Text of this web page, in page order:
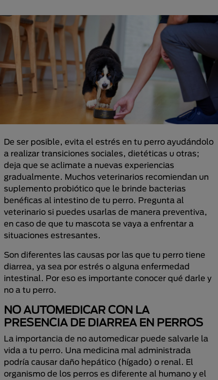
De ser posible, evita el estrés en tu perro ayudándolo
a realizar transiciones sociales, dietéticas u otras;
deja que se aclimate a nuevas experiencias
gradualmente. Muchos veterinarios recomiendan un
suplemento probiótico que le brinde bacterias
benéficas al intestino de tu perro. Pregunta al
veterinario si puedes usarlas de manera preventiva,
en caso de que tu mascota se vaya a enfrentar a
situaciones estresantes.
Son diferentes las causas por las que tu perro tiene
diarrea, ya sea por estrés o alguna enfermedad
intestinal. Por eso es importante conocer qué darle y
no a tu perro.
NO AUTOMEDICAR CON LA
PRESENCIA DE DIARREA EN PERROS
La importancia de no automedicar puede salvarle la
vida a tu perro. Una medicina mal administrada
podría causar daño hepático (hígado) o renal. El
organismo de los perros es diferente al humano y el